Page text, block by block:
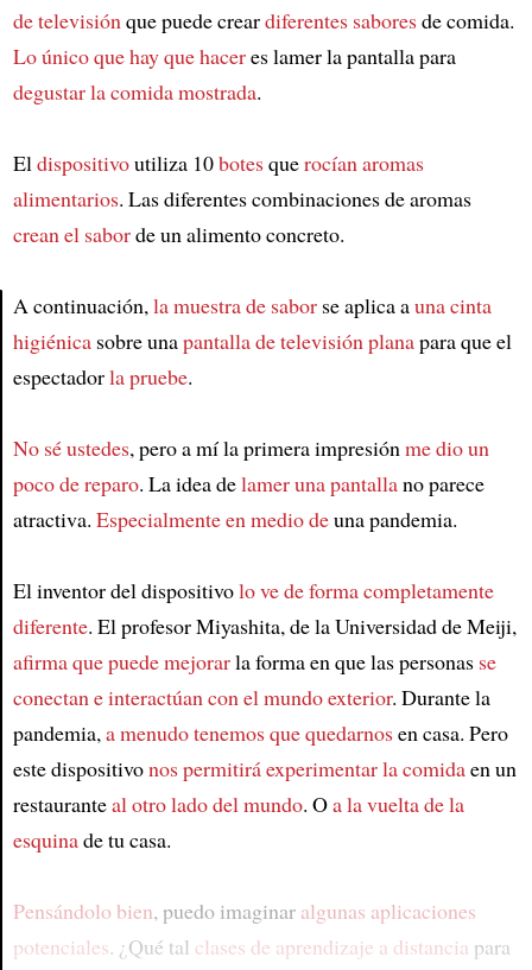
Article
de televisiónque puede creardiferentes saboresde comida.
Lo único que hay que haceres lamer la pantalla para
degustar la comida mostrada.
Eldispositivoutiliza 10botesquerocían aromas
alimentarios. Las diferentes combinaciones de aromas
crean el saborde un alimento concreto.
A continuación,la muestra de saborse aplica auna cinta
higiénicasobre unapantalla de televisión planapara que el
espectadorla pruebe.
No sé ustedes, pero a mí la primera impresiónme dio un
poco de reparo. La idea delamer una pantallano parece
atractiva. Especialmente en medio deuna pandemia.
El inventor del dispositivolo ve de forma completamente
diferente. El profesor Miyashita, de la Universidad de Meiji,
afirma que puede mejorarla forma en que las personas se
conectan e interactúan con el mundo exterior. Durante la
pandemia,a menudo tenemos que quedarnosen casa. Pero
este dispositivonos permitirá experimentar la comidaen un
restauranteal otro lado del mundo. Oa la vuelta de la
esquinade tu casa.
Pensándolo bien, puedo imaginar algunas aplicaciones
potenciales. ¿Qué tal clases de aprendizaje a distancia para